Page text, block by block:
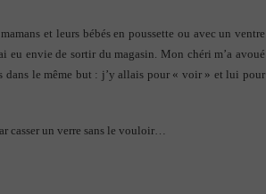
et leurs bébés en poussette ou avec un ventre
envie de sortir du magasin. Mon chéri m’a avoué
dans le même but : j’y allais pour « voir » et lui pour
casser un verre sans le vouloir…